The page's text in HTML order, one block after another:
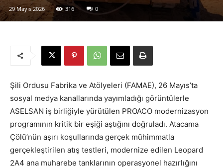
29 Mayıs 2026 316 0
Şili Ordusu Fabrika ve Atölyeleri (FAMAE), 26 Mayıs’ta
sosyal medya kanallarında yayımladığı görüntülerle
ASELSAN iş birliğiyle yürütülen PROACO modernizasyon
programının kritik bir eşiği aştığını doğruladı. Atacama
Çölü’nün aşırı koşullarında gerçek mühimmatla
gerçekleştirilen atış testleri, modernize edilen Leopard
2A4 ana muharebe tanklarının operasyonel hazırlığını